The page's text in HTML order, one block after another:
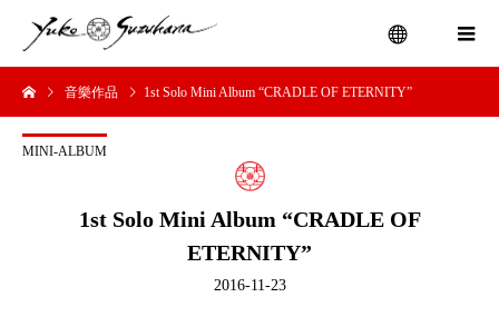
音樂作品 1st Solo Mini Album “CRADLE OF ETERNITY”
MINI-ALBUM
1st Solo Mini Album “CRADLE OF
ETERNITY”
2016-11-23